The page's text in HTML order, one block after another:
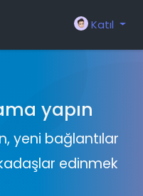
Katıl
yapın
yeni bağlantılar
edinmek